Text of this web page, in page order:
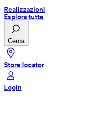
Realizzazioni
Esplora tutte
Cerca
Store locator
Login